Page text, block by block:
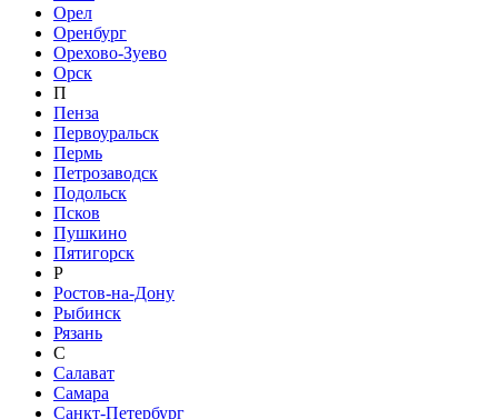
Орел
Оренбург
Орехово-Зуево
Орск
П
Пенза
Первоуральск
Пермь
Петрозаводск
Подольск
Псков
Пушкино
Пятигорск
Р
Ростов-на-Дону
Рыбинск
Рязань
С
Салават
Самара
Санкт-Петербург